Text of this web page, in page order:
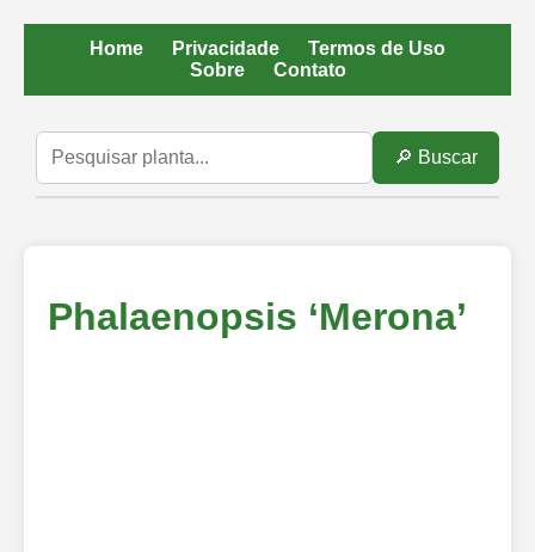
Home Privacidade
Termos de Uso
Sobre
Contato
🔎 Buscar
Phalaenopsis ‘Merona’